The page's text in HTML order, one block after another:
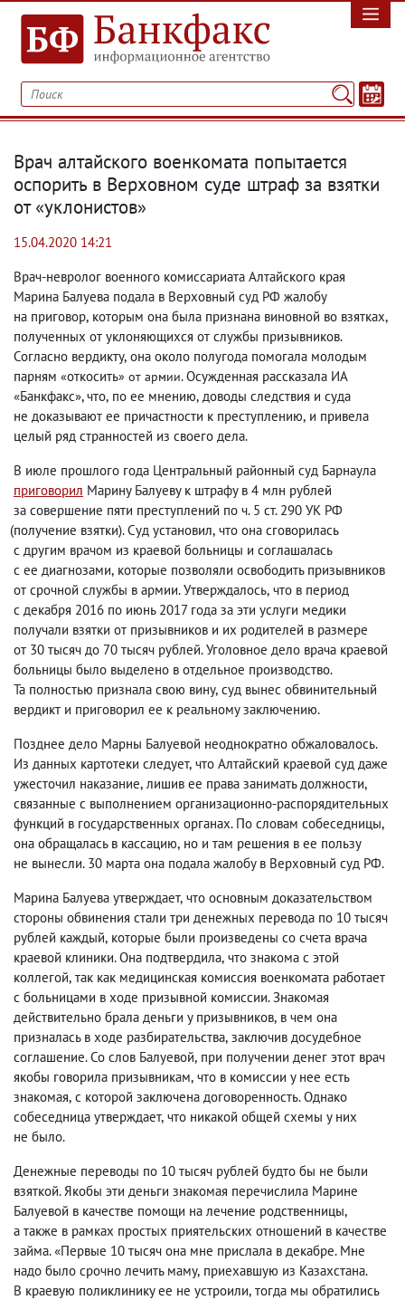
Врач алтайского военкомата попытается
оспорить в Верховном суде штраф за взятки
от «уклонистов»
15.04.2020 14:21
Врач-невролог военного комиссариата Алтайского края
Марина Балуева подала в Верховный суд РФ жалобу
на приговор, которым она была признана виновной во взятках,
полученных от уклоняющихся от службы призывников.
Согласно вердикту, она около полугода помогала молодым
парням «откосить» от армии. Осужденная рассказала ИА
«Банкфакс», что, по ее мнению, доводы следствия и суда
не доказывают ее причастности к преступлению, и привела
целый ряд странностей из своего дела.
В июле прошлого года Центральный районный суд Барнаула
приговорил Марину Балуеву к штрафу в 4 млн рублей
за совершение пяти преступлений по ч. 5 ст. 290 УК РФ
(получение взятки). Суд установил, что она сговорилась
с другим врачом из краевой больницы и соглашалась
с ее диагнозами, которые позволяли освободить призывников
от срочной службы в армии. Утверждалось, что в период
с декабря 2016 по июнь 2017 года за эти услуги медики
получали взятки от призывников и их родителей в размере
от 30 тысяч до 70 тысяч рублей. Уголовное дело врача краевой
больницы было выделено в отдельное производство.
Та полностью признала свою вину, суд вынес обвинительный
вердикт и приговорил ее к реальному заключению.
Позднее дело Марны Балуевой неоднократно обжаловалось.
Из данных картотеки следует, что Алтайский краевой суд даже
ужесточил наказание, лишив ее права занимать должности,
связанные с выполнением организационно-распорядительных
функций в государственных органах. По словам собеседницы,
она обращалась в кассацию, но и там решения в ее пользу
не вынесли. 30 марта она подала жалобу в Верховный суд РФ.
Марина Балуева утверждает, что основным доказательством
стороны обвинения стали три денежных перевода по 10 тысяч
рублей каждый, которые были произведены со счета врача
краевой клиники. Она подтвердила, что знакома с этой
коллегой, так как медицинская комиссия военкомата работает
с больницами в ходе призывной комиссии. Знакомая
действительно брала деньги у призывников, в чем она
призналась в ходе разбирательства, заключив досудебное
соглашение. Со слов Балуевой, при получении денег этот врач
якобы говорила призывникам, что в комиссии у нее есть
знакомая, с которой заключена договоренность. Однако
собеседница утверждает, что никакой общей схемы у них
не было.
Денежные переводы по 10 тысяч рублей будто бы не были
взяткой. Якобы эти деньги знакомая перечислила Марине
Балуевой в качестве помощи на лечение родственницы,
а также в рамках простых приятельских отношений в качестве
займа. «Первые 10 тысяч она мне прислала в декабре. Мне
надо было срочно лечить маму, приехавшую из Казахстана.
В краевую поликлинику ее не устроили, тогда мы обратились